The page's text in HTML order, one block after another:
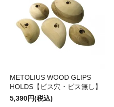
METOLIUS WOOD GLIPS
HOLDS【ビス穴・ビス無し】
5,390円(税込)